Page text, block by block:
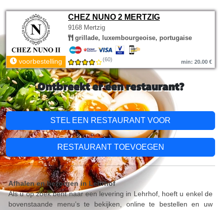
CHEZ NUNO 2 MERTZIG
9168 Mertzig
grillade, luxembourgeoise, portugaise
voorbestelling (60) min: 20.00 €
Ontbreekt er een restaurant?
STEL EEN RESTAURANT VOOR
RESTAURANT TOEVOEGEN
Afhalen en bezorgen in Lehrhof
Als u op zoek bent naar een levering in Lehrhof, hoeft u enkel de
bovenstaande menu’s te bekijken, online te bestellen en uw